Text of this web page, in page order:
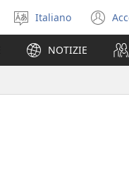
Seleziona
la
lingua
Italiano
NOTIZIE